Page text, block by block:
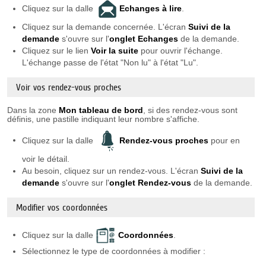
Cliquez sur la dalle Echanges à lire.
Cliquez sur la demande concernée. L'écran Suivi de la
demandes'ouvre sur l'onglet Echangesde la demande.
Cliquez sur le lien Voir la suitepour ouvrir l'échange.
L'échange passe de l'état "Non lu" à l'état "Lu".
Voir vos rendez-vous proches
Dans la zone Mon tableau de bord , si des rendez-vous sont
définis, une pastille indiquant leur nombre s'affiche.
Cliquez sur la dalle Rendez-vous prochespour en
voir le détail.
Au besoin, cliquez sur un rendez-vous. L'écran Suivi de la
demandes'ouvre sur l'onglet Rendez-vousde la demande.
Modifier vos coordonnées
Cliquez sur la dalle Coordonnées.
Sélectionnez le type de coordonnées à modifier :